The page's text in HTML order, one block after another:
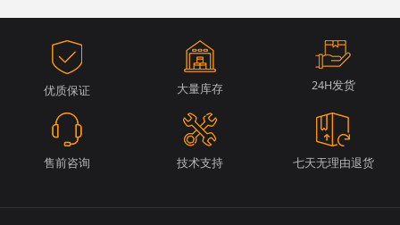
优质保证 大量库存 24H发货
售前咨询 技术支持 七天无理由退货